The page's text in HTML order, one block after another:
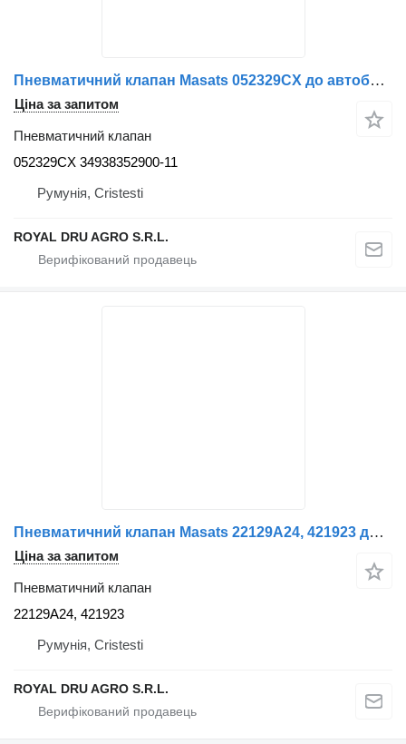
Пневматичний клапан Masats 052329CX до автобуса Volvo
Ціна за запитом
Пневматичний клапан
052329CX 34938352900-11
Румунія, Cristesti
ROYAL DRU AGRO S.R.L.
Пневматичний клапан Masats 22129A24, 421923 до автобуса Scania 4-Series K114
Ціна за запитом
Пневматичний клапан
22129A24, 421923
Румунія, Cristesti
ROYAL DRU AGRO S.R.L.